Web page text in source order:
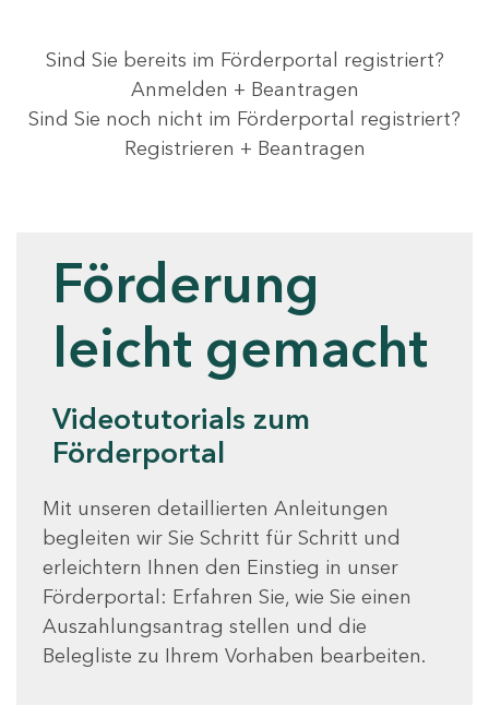
Sind Sie bereits im Förderportal registriert?
Anmelden + Beantragen
Sind Sie noch nicht im Förderportal registriert?
Registrieren + Beantragen
Förderung
leicht gemacht
Videotutorials zum
Förderportal
Mit unseren detaillierten Anleitungen
begleiten wir Sie Schritt für Schritt und
erleichtern Ihnen den Einstieg in unser
Förderportal: Erfahren Sie, wie Sie einen
Auszahlungsantrag stellen und die
Belegliste zu Ihrem Vorhaben bearbeiten.